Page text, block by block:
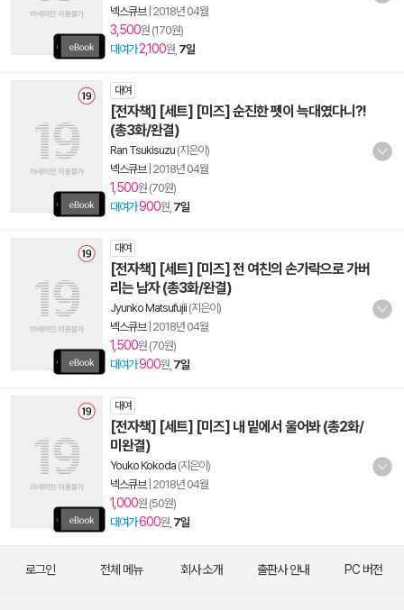
넥스큐브| 2018년 04월
3,500원 (170원)
대여가 2,100원, 7일
대여
[전자책] [세트] [미즈] 순진한 펫이 늑대였다니?!
(총3화/완결)
Ran Tsukisuzu (지은이)
넥스큐브| 2018년 04월
1,500원 (70원)
대여가900원, 7일
대여
[전자책] [세트] [미즈] 전 여친의 손가락으로 가버
리는 남자 (총3화/완결)
Jyunko Matsufujii (지은이)
넥스큐브| 2018년 04월
1,500원 (70원)
대여가900원, 7일
대여
[전자책] [세트] [미즈] 내 밑에서 울어봐 (총2화/
미완결)
Youko Kokoda (지은이)
넥스큐브| 2018년 04월
1,000원 (50원)
대여가600원, 7일
로그인 전체 메뉴 회사 소개 출판사 안내 PC 버전